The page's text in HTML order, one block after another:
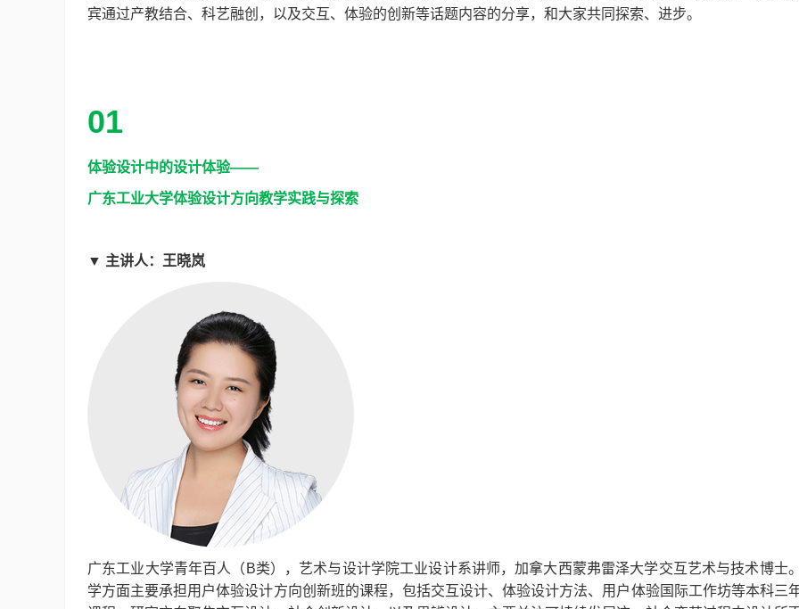
宾通过产教结合、科艺融创，以及交互、体验的创新等话题内容的分享，和大家共同探索、进步。
01
体验设计中的设计体验——
广东工业大学体验设计方向教学实践与探索
▼ 主讲人：王晓岚
广东工业大学青年百人（B类），艺术与设计学院工业设计系讲师，加拿大西蒙弗雷泽大学交互艺术与技术博士
学方面主要承担用户体验设计方向创新班的课程，包括交互设计、体验设计方法、用户体验国际工作坊等本科三